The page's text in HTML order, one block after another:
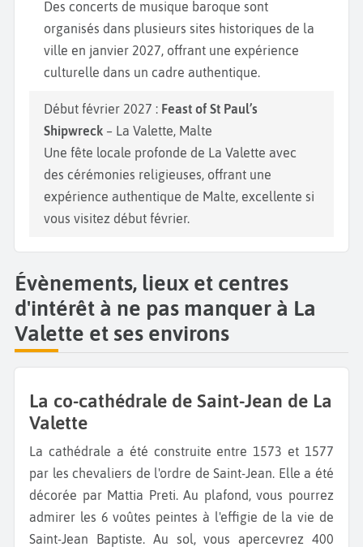
Des concerts de musique baroque sont
organisés dans plusieurs sites historiques de la
ville en janvier 2027, offrant une expérience
culturelle dans un cadre authentique.
Début février 2027 : Feast of St Paul’s
Shipwreck – La Valette, Malte
Une fête locale profonde de La Valette avec
des cérémonies religieuses, offrant une
expérience authentique de Malte, excellente si
vous visitez début février.
Évènements, lieux et centres
d'intérêt à ne pas manquer à La
Valette et ses environs
La co-cathédrale de Saint-Jean de La
Valette
La cathédrale a été construite entre 1573 et 1577
par les chevaliers de l'ordre de Saint-Jean. Elle a été
décorée par Mattia Preti. Au plafond, vous pourrez
admirer les 6 voûtes peintes à l'effigie de la vie de
Saint-Jean Baptiste. Au sol, vous apercevrez 400